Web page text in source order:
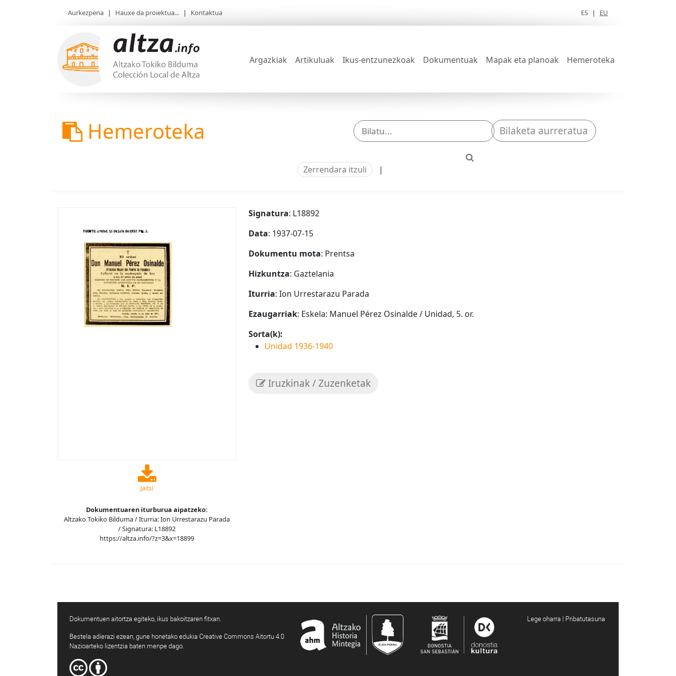
Aurkezpena | Hauxe da proiektua... | Kontaktua ES | EU
Argazkiak Artikuluak Ikus-entzunezkoak Dokumentuak Mapak eta planoak Hemeroteka
Hemeroteka Bilaketa aurreratua
Zerrendara itzuli |
Jaitsi
Dokumentuaren iturburua aipatzeko:
Altzako Tokiko Bilduma / Iturria: Ion Urrestarazu Parada
/ Signatura: L18892
https://altza.info/?z=3&x=18899
Signatura: L18892
Data: 1937-07-15
Dokumentu mota: Prentsa
Hizkuntza: Gaztelania
Iturria: Ion Urrestarazu Parada
Ezaugarriak: Eskela: Manuel Pérez Osinalde / Unidad, 5. or.
Sorta(k):
Unidad 1936-1940
Iruzkinak / Zuzenketak
Dokumentuen aitortza egiteko, ikus bakoitzaren fitxan.
Bestela adierazi ezean, gune honetako edukia Creative Commons Aitortu 4.0
Nazioarteko lizentzia baten menpe dago.
Lege oharra | Pribatutasuna